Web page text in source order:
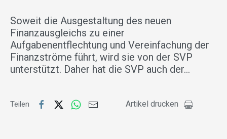
Soweit die Ausgestaltung des neuen
Finanzausgleichs zu einer
Aufgabenentflechtung und Vereinfachung der
Finanzströme führt, wird sie von der SVP
unterstützt. Daher hat die SVP auch der…
Teilen Artikel drucken